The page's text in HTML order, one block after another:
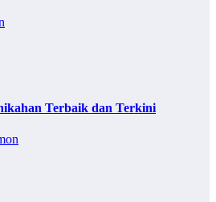
Terbaik dan Terkini